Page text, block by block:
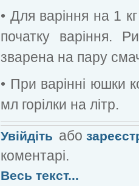
• Для варіння на 1
початку варіння.
зварена на пару
• При варінні юшки
мл горілки на літр.
Увійдіть або
коментарі.
Весь текст...